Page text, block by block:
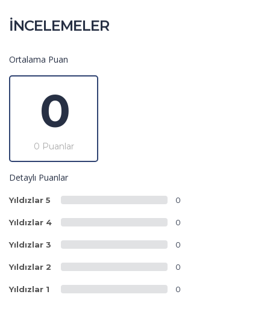
İNCELEMELER
Ortalama Puan
0
0 Puanlar
Detaylı Puanlar
Yıldızlar 5 0
Yıldızlar 4 0
Yıldızlar 3 0
Yıldızlar 2 0
Yıldızlar 1 0